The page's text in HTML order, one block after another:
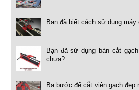
Bạn đã biết cách sử dụng máy
Bạn đã sử dụng bàn cắt
chưa?
Ba bước để cắt viên gạch đẹp